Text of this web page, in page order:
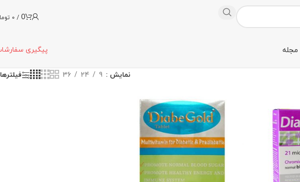
0
/
0
مجله پیگیری
نمایش 9
24
36 فیلترها